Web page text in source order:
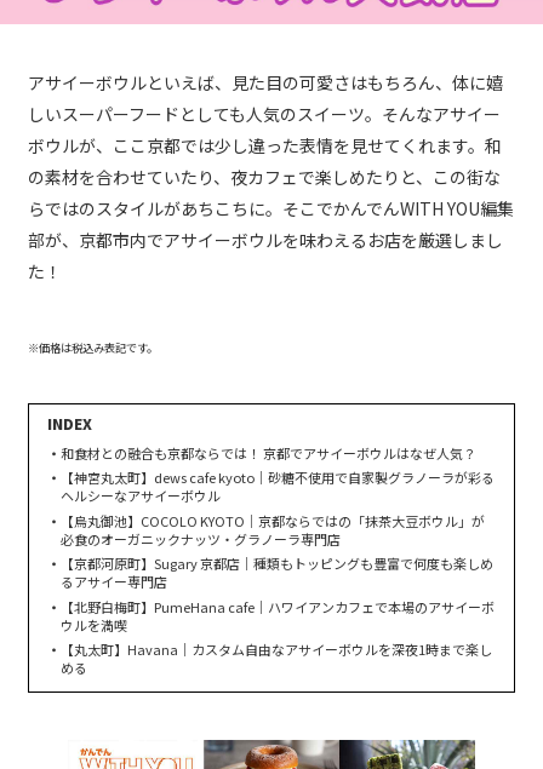
アサイーボウルといえば、見た目の可愛さはもちろん、体に嬉
しいスーパーフードとしても人気のスイーツ。そんなアサイー
ボウルが、ここ京都では少し違った表情を見せてくれます。和
の素材を合わせていたり、夜カフェで楽しめたりと、この街な
らではのスタイルがあちこちに。そこでかんでんWITH YOU編集
部が、京都市内でアサイーボウルを味わえるお店を厳選しまし
た！
※価格は税込み表記です。
和食材との融合も京都ならでは！ 京都でアサイーボウルはなぜ人気？
【神宮丸太町】dews cafe kyoto｜砂糖不使用で自家製グラノーラが彩る
ヘルシーなアサイーボウル
【烏丸御池】COCOLO KYOTO｜京都ならではの「抹茶大豆ボウル」が
必食のオーガニックナッツ・グラノーラ専門店
【京都河原町】Sugary 京都店｜種類もトッピングも豊富で何度も楽しめ
るアサイー専門店
【北野白梅町】PumeHana cafe｜ハワイアンカフェで本場のアサイーボ
ウルを満喫
【丸太町】Havana｜カスタム自由なアサイーボウルを深夜1時まで楽し
める